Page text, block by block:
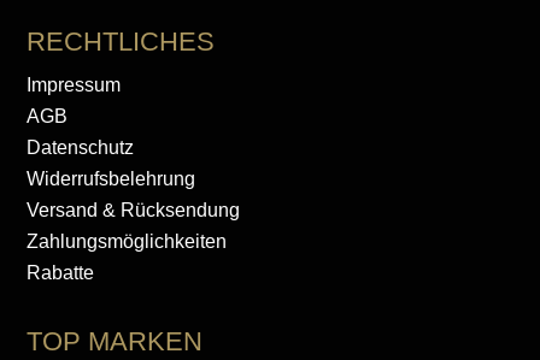
RECHTLICHES
Impressum
AGB
Datenschutz
Widerrufsbelehrung
Versand & Rücksendung
Zahlungsmöglichkeiten
Rabatte
TOP MARKEN